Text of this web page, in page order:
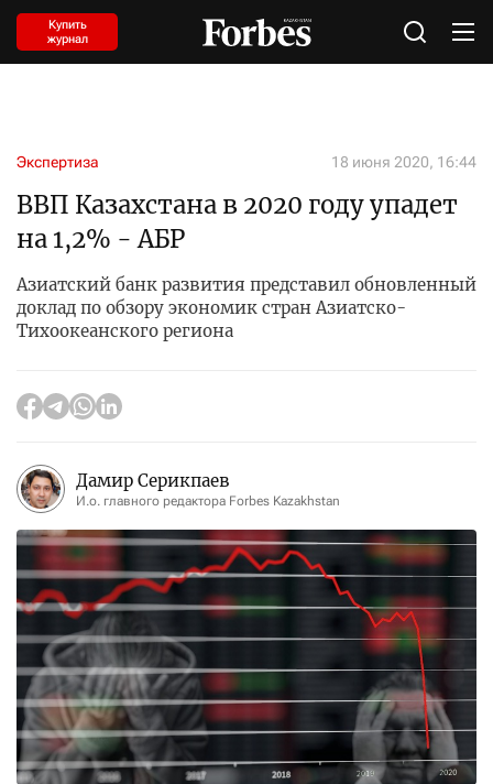
Купить
журнал
Экспертиза 18 июня 2020, 16:44
ВВП Казахстана в 2020 году упадет
на 1,2% - АБР
Азиатский банк развития представил обновленный
доклад по обзору экономик стран Азиатско-
Тихоокеанского региона
Дамир Серикпаев
И.о. главного редактора Forbes Kazakhstan